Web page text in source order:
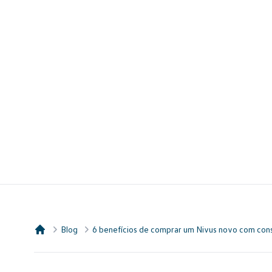
Blog 6 benefícios de comprar um Nivus novo com